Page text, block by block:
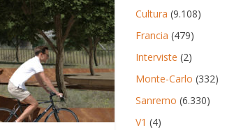
Cultura (9.108)
Francia (479)
Interviste (2)
Monte-Carlo (332)
Sanremo (6.330)
V1 (4)